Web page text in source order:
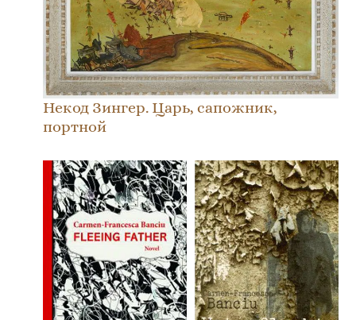
Некод Зингер. Царь, сапожник,
портной